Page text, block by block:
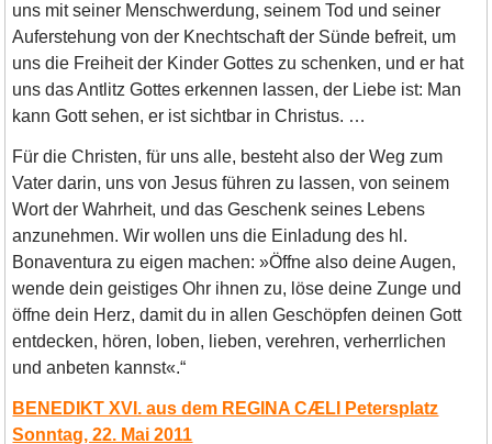
uns mit seiner Menschwerdung, seinem Tod und seiner
Auferstehung von der Knechtschaft der Sünde befreit, um
uns die Freiheit der Kinder Gottes zu schenken, und er hat
uns das Antlitz Gottes erkennen lassen, der Liebe ist: Man
kann Gott sehen, er ist sichtbar in Christus. …
Für die Christen, für uns alle, besteht also der Weg zum
Vater darin, uns von Jesus führen zu lassen, von seinem
Wort der Wahrheit, und das Geschenk seines Lebens
anzunehmen. Wir wollen uns die Einladung des hl.
Bonaventura zu eigen machen: »Öffne also deine Augen,
wende dein geistiges Ohr ihnen zu, löse deine Zunge und
öffne dein Herz, damit du in allen Geschöpfen deinen Gott
entdecken, hören, loben, lieben, verehren, verherrlichen
und anbeten kannst«.“
BENEDIKT XVI. aus dem REGINA CÆLI Petersplatz
Sonntag, 22. Mai 2011